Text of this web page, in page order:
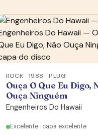
ROCK · 1988 · PLUG
Ouça O Que Eu Digo,
Ouça Ninguém
Engenheiros Do Hawaii
Excelente · capa excelente